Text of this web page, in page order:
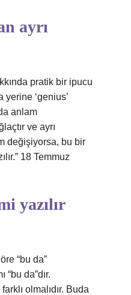
ayrı
pratik bir ipucu
yerine ‘genius’
anlam
ve ayrı
değişiyorsa, bu bir
18 Temmuz
yazılır
“bu da”
“bu da”dır.
olmalıdır. Buda